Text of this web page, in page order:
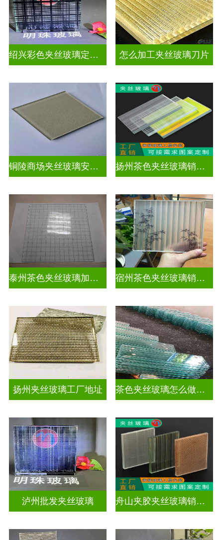
绍兴彩色夹丝玻璃定制价格 怎么加工夹丝玻璃刀片
铜陵商场夹丝玻璃安装电话 扬州茶色夹丝玻璃销售点
泰州茶色夹丝玻璃加工店 宿州茶色夹丝玻璃销售点
扬州夹丝玻璃工厂地址 茶色夹丝玻璃怎么做视频
泸州批发夹丝玻璃 舟山夹胶夹丝玻璃销售店